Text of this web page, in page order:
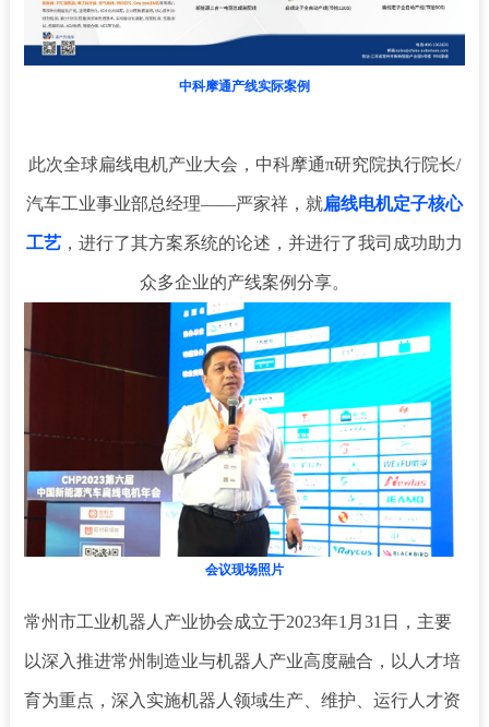
中科摩通产线实际案例
此次全球扁线电机产业大会，中科摩通π研究院执行院长/
汽车工业事业部总经理——严家祥，就扁线电机定子核心
工艺，进行了其方案系统的论述，并进行了我司成功助力
众多企业的产线案例分享。
会议现场照片
常州市工业机器人产业协会成立于2023年1月31日，主要
以深入推进常州制造业与机器人产业高度融合，以人才培
育为重点，深入实施机器人领域生产、维护、运行人才资